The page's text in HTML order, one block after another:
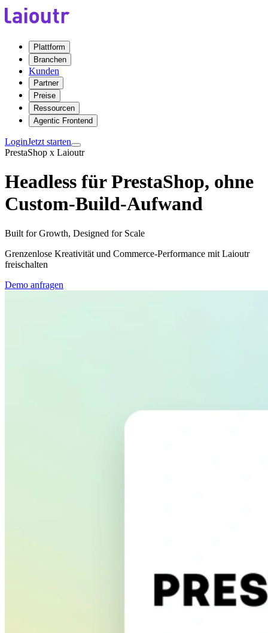
Plattform
Branchen
Kunden
Partner
Preise
Ressourcen
Agentic Frontend
LoginJetzt starten
PrestaShop x Laioutr
Headless für PrestaShop, ohne
Custom-Build-Aufwand
Built for Growth, Designed for Scale
Grenzenlose Kreativität und Commerce-Performance mit Laioutr
freischalten
Demo anfragen